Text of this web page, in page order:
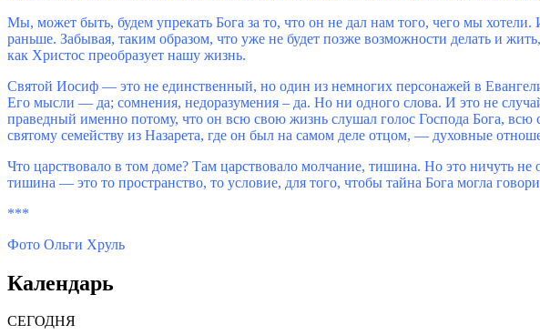
Мы, может быть, будем упрекать Бога за то, что он не дал нам того, чего мы
раньше. Забывая, таким образом, что уже не будет позже возможности делать и
как Христос преобразует нашу жизнь.
Святой Иосиф ― это не единственный, но один из немногих персонажей в
Его мысли ― да; сомнения, недоразумения – да. Но ни одного слова. И это не
праведный именно потому, что он всю свою жизнь слушал голос Господа Бога,
святому семейству из Назарета, где он был на самом деле отцом, ― духовные
Что царствовало в том доме? Там царствовало молчание, тишина. Но это ничуть не
тишина ― это то пространство, то условие, для того, чтобы тайна Бога могла
***
Фото Ольги Хруль
Календарь
СЕГОДНЯ